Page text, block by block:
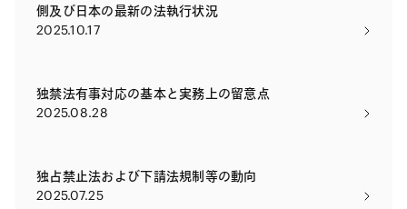
側及び日本の最新の法執行状況
2025.10.17
独禁法有事対応の基本と実務上の留意点
2025.08.28
独占禁止法および下請法規制等の動向
2025.07.25